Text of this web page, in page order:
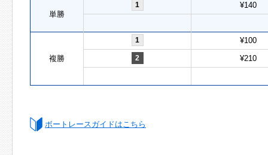
単勝
1 ¥140
複勝
1 ¥100
2 ¥210
ボートレースガイドはこちら